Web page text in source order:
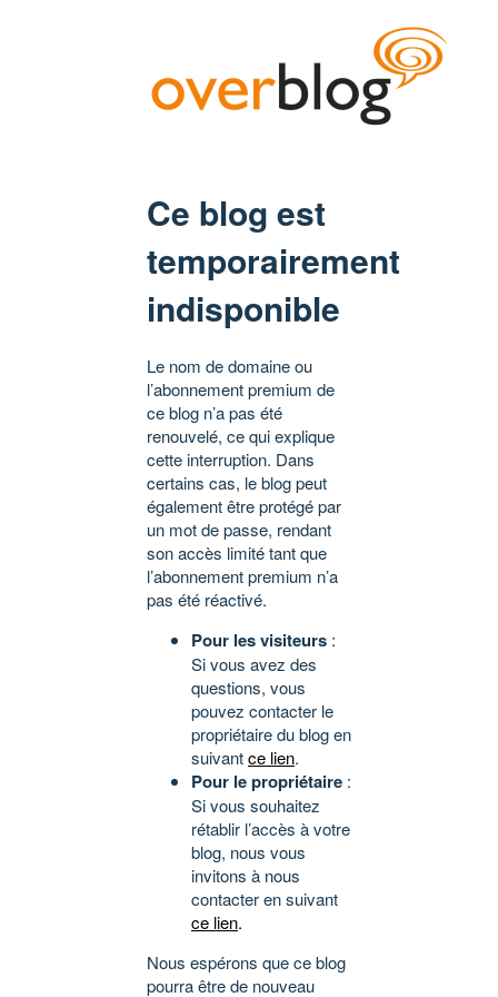
Ce blog est
temporairement
indisponible
Le nom de domaine ou
l’abonnement premium de
ce blog n’a pas été
renouvelé, ce qui explique
cette interruption. Dans
certains cas, le blog peut
également être protégé par
un mot de passe, rendant
son accès limité tant que
l’abonnement premium n’a
pas été réactivé.
Pour les visiteurs :
Si vous avez des
questions, vous
pouvez contacter le
propriétaire du blog en
suivantce lien.
Pour le propriétaire :
Si vous souhaitez
rétablir l’accès à votre
blog, nous vous
invitons à nous
contacter en suivant
ce lien.
Nous espérons que ce blog
pourra être de nouveau